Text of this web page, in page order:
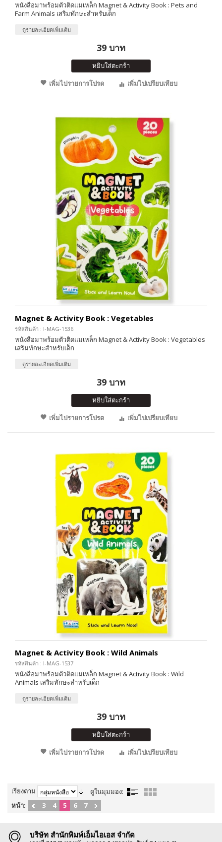
หนังสือมาพร้อมตัวติดแม่เหล็ก Magnet & Activity Book : Pets and
Farm Animals เสริมทักษะสำหรับเด็ก
ดูรายละเอียดเพิ่มเติม
39 บาท
หยิบใส่ตะกร้า
เพิ่มไปรายการโปรด
เพิ่มไปเปรียบเทียบ
Magnet & Activity Book : Vegetables
รหัสสินค้า : I-MAG-1536
หนังสือมาพร้อมตัวติดแม่เหล็ก Magnet & Activity Book : Vegetables
เสริมทักษะสำหรับเด็ก
ดูรายละเอียดเพิ่มเติม
39 บาท
หยิบใส่ตะกร้า
เพิ่มไปรายการโปรด
เพิ่มไปเปรียบเทียบ
Magnet & Activity Book : Wild Animals
รหัสสินค้า : I-MAG-1537
หนังสือมาพร้อมตัวติดแม่เหล็ก Magnet & Activity Book : Wild
Animals เสริมทักษะสำหรับเด็ก
ดูรายละเอียดเพิ่มเติม
39 บาท
หยิบใส่ตะกร้า
เพิ่มไปรายการโปรด
เพิ่มไปเปรียบเทียบ
เรียงตาม
ดูในมุมมอง:
หน้า:
3 4 5 6 7
บริษัท สำนักพิมพ์เอ็มไอเอส จำกัด